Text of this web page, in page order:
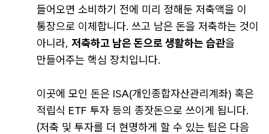
들어오면 소비하기 전에 미리 정해둔 저축액을 이
통장으로 이체합니다. 쓰고 남은 돈을 저축하는 것이
아니라, 저축하고 남은 돈으로 생활하는 습관을
만들어주는 핵심 장치입니다.
이곳에 모인 돈은 ISA(개인종합자산관리계좌) 혹은
적립식 ETF 투자 등의 종잣돈으로 쓰이게 됩니다.
(저축 및 투자를 더 현명하게 할 수 있는 팁은 다음